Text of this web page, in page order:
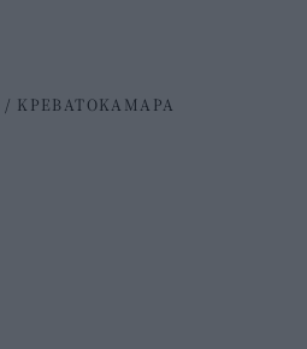
/ ΚΡΕΒΑΤΟΚΑΜΑΡΑ